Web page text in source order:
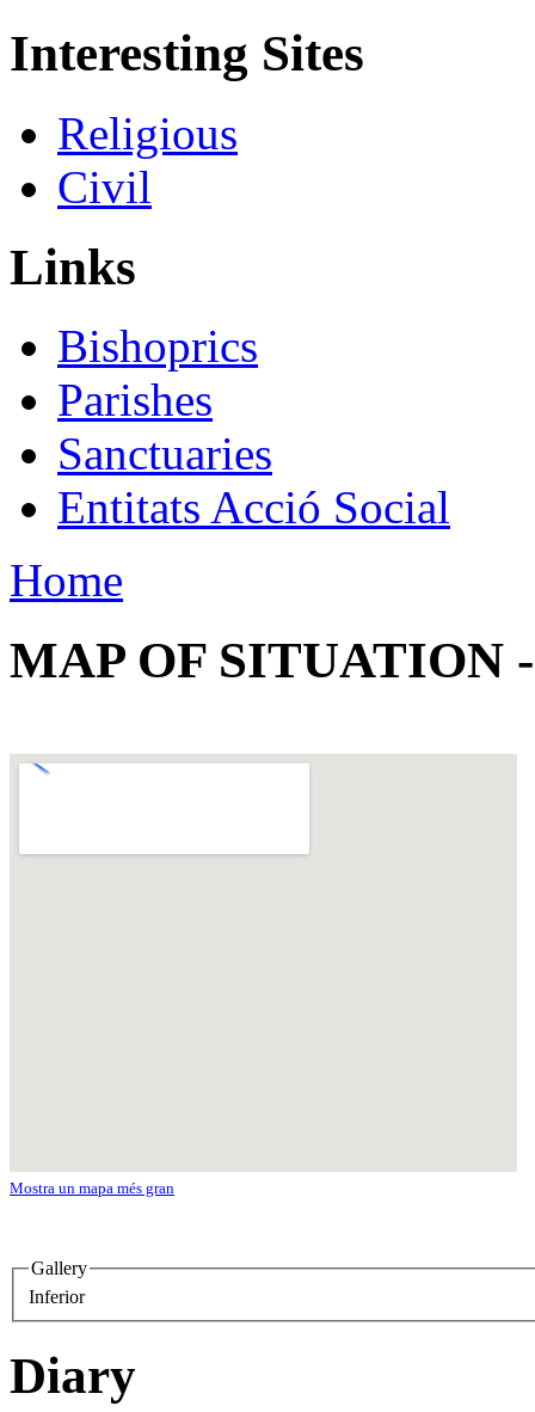
Interesting Sites
Religious
Civil
Links
Bishoprics
Parishes
Sanctuaries
Entitats Acció Social
Home
MAP OF
Mostra un mapa més gran
Gallery
Inferior
Diary